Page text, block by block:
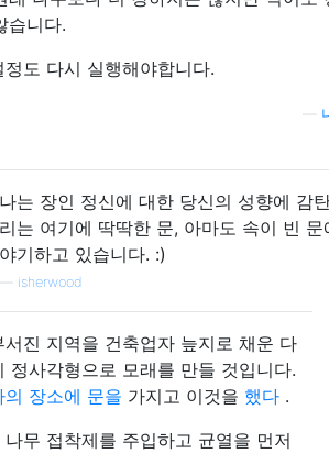
습니다.
정도 다시 실행해야합니다.
나는 장인 정신에 대한 당신의 성향에 감
리는 여기에 딱딱한 문, 아마도 속이 빈
야기하고 있습니다. :)
isherwood
서진 지역을 건축업자 늪지로 채운 다
정사각형으로 모래를 만들 것입니다.
의 장소에 문을 가지고 이것을 했다 .
나무 접착제를 주입하고 균열을 먼저